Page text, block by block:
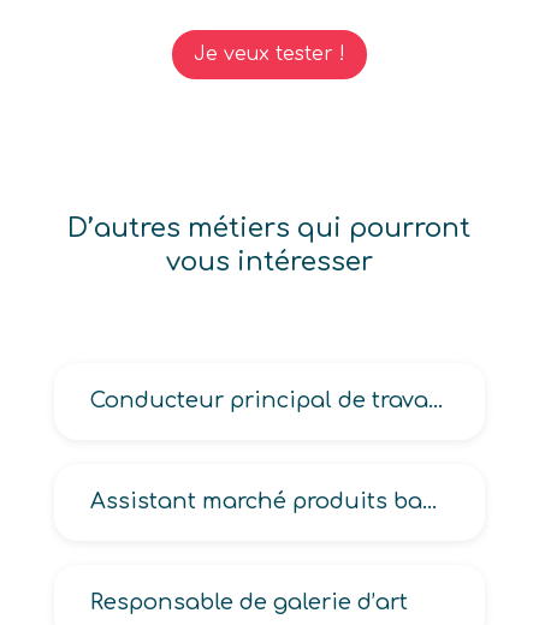
Je veux tester !
D’autres métiers qui pourront
vous intéresser
Conducteur principal de travaux, des travaux publics
Assistant marché produits bancaires
Responsable de galerie d’art